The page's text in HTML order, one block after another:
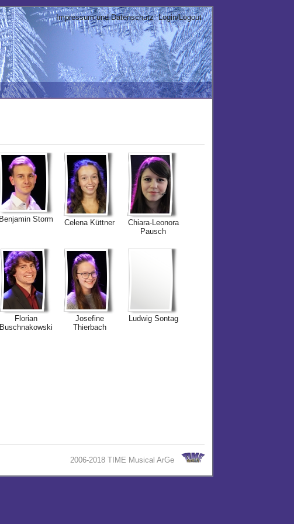
Impressum und Datenschutz Login/Logout
Benjamin Storm Celena Küttner
Chiara-Leonora
Pausch
Florian
Buschnakowski
Josefine
Thierbach
Ludwig Sontag
2006-2018 TIME Musical ArGe